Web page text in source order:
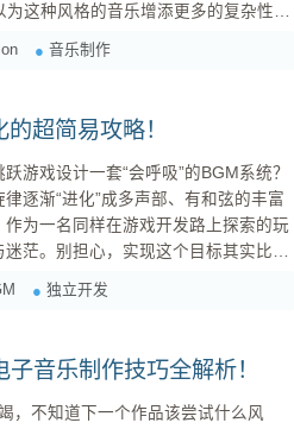
这种风格的音乐增添更多的复杂性和
音乐制作
超简易攻略！
游戏设计一套“会呼吸”的BGM系统？
逐渐“进化”成多声部、有和弦的丰富
为一名同样在游戏开发路上探索的玩
茫。别担心，实现这个目标其实比你
分层
独立开发
音乐制作技巧全解析！
，不知道下一个作品该尝试什么风